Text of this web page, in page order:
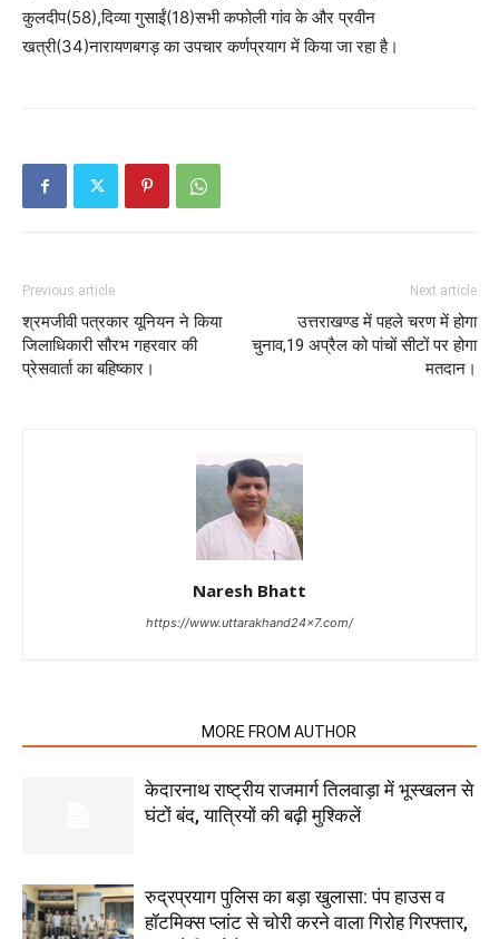
कुलदीप(58),दिव्या गुसाईं(18)सभी कफोली गांव के और प्रवीन
खत्री(34)नारायणबगड़ का उपचार कर्णप्रयाग में किया जा रहा है।
Previous article
श्रमजीवी पत्रकार यूनियन ने किया
जिलाधिकारी सौरभ गहरवार की
प्रेसवार्ता का बहिष्कार।
Next article
उत्तराखण्ड में पहले चरण में होगा
चुनाव,19 अप्रैल को पांचों सीटों पर होगा
मतदान।
Naresh Bhatt
https://www.uttarakhand24x7.com/
MORE FROM AUTHOR
केदारनाथ राष्ट्रीय राजमार्ग तिलवाड़ा में भूस्खलन से
घंटों बंद, यात्रियों की बढ़ी मुश्किलें
रुद्रप्रयाग पुलिस का बड़ा खुलासा: पंप हाउस व
हॉटमिक्स प्लांट से चोरी करने वाला गिरोह गिरफ्तार,